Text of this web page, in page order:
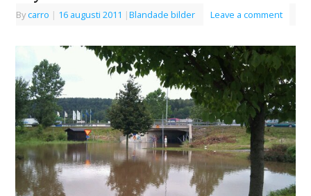
Bycarro | 16 augusti 2011 |Blandade bilder Leave a comment